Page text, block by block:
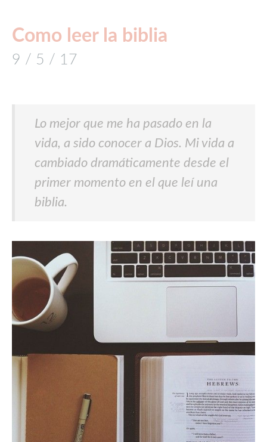
Como leer la biblia
9 / 5 / 17
Lo mejor que me ha pasado en la
vida, a sido conocer a Dios. Mi vida a
cambiado dramáticamente desde el
primer momento en el que leí una
biblia.